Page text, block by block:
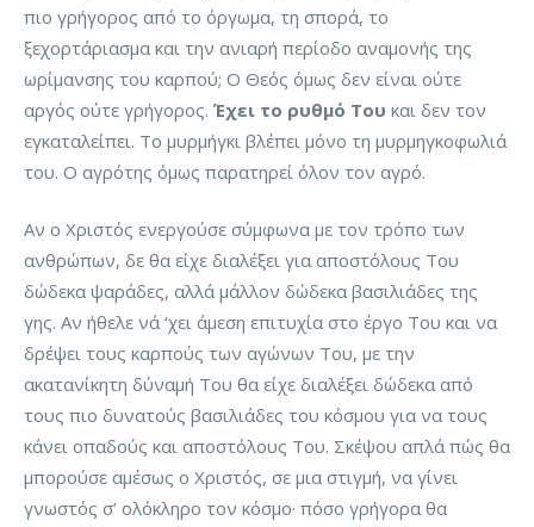
πιο γρήγορος από το όργωμα, τη σπορά, το
ξεχορτάριασμα και την ανιαρή περίοδο αναμονής της
ωρίμανσης του καρπού; Ο Θεός όμως δεν είναι ούτε
αργός ούτε γρήγορος. Έχει το ρυθμό Του και δεν τον
εγκαταλείπει. Το μυρμήγκι βλέπει μόνο τη μυρμηγκοφωλιά
του. Ο αγρότης όμως παρατηρεί όλον τον αγρό.
Αν ο Χριστός ενεργούσε σύμφωνα με τον τρόπο των
ανθρώπων, δε θα είχε διαλέξει για αποστόλους Του
δώδεκα ψαράδες, αλλά μάλλον δώδεκα βασιλιάδες της
γης. Αν ήθελε νά ‘χει άμεση επιτυχία στο έργο Του και να
δρέψει τους καρπούς των αγώνων Του, με την
ακατανίκητη δύναμή Του θα είχε διαλέξει δώδεκα από
τους πιο δυνατούς βασιλιάδες του κόσμου για να τους
κάνει οπαδούς και αποστόλους Του. Σκέψου απλά πώς θα
μπορούσε αμέσως ο Χριστός, σε μια στιγμή, να γίνει
γνωστός σ’ ολόκληρο τον κόσμο· πόσο γρήγορα θα